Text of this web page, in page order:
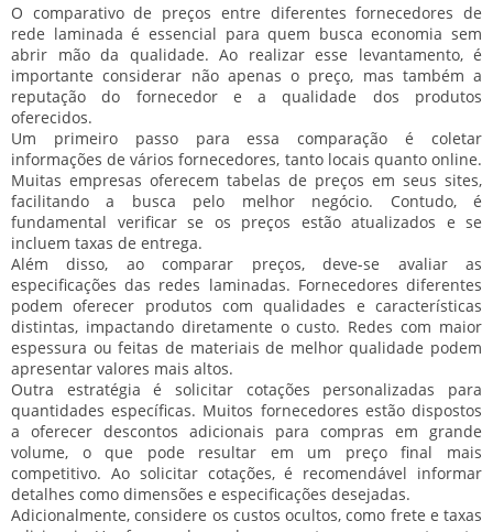
O comparativo de preços entre diferentes fornecedores de
rede laminada é essencial para quem buscaeconomia sem
abrir mão da qualidade. Ao realizar esse levantamento, é
importante considerar não apenas o preço, mas também a
reputação do fornecedor e a qualidade dos produtos
oferecidos.
Um primeiro passo para essa comparação é coletar
informações de vários fornecedores, tanto locais quanto online.
Muitas empresas oferecem tabelas de preços em seus sites,
facilitando a busca pelo melhor negócio. Contudo, é
fundamental verificar se os preços estão atualizados e se
incluem taxas de entrega.
Além disso, ao comparar preços, deve-se avaliar as
especificações das redes laminadas. Fornecedores diferentes
podem oferecer produtos com qualidades e características
distintas, impactando diretamente o custo. Redes com maior
espessura ou feitas de materiais de melhor qualidade podem
apresentar valores mais altos.
Outra estratégia é solicitar cotações personalizadas para
quantidades específicas. Muitos fornecedores estão dispostos
a oferecer descontos adicionais para compras em grande
volume, o que pode resultar em um preço final mais
competitivo. Ao solicitar cotações, é recomendável informar
detalhes como dimensões e especificações desejadas.
Adicionalmente, considere os custos ocultos, como frete e taxas